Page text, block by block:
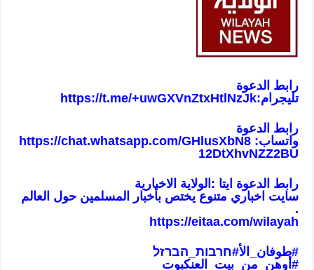
رابط الدعوة
تليجرام:https://t.me/+uwGXVnZtxHtlNzJk
رابط الدعوة
واتساب:https://chat.whatsapp.com/GHlusXbN8
12DtXhvNZZ2BU
رابط الدعوة ايتا :الولاية الاخبارية
سايت اخباري متنوع يختص بأخبار المسلمين حول العالم
.
https://eitaa.com/wilayah
#طوفان_الأ#חרבות_הברזל
#أوهن_من_بيت_العنكبوت